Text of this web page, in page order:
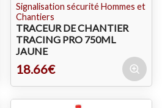
Signalisation sécurité Hommes et
Chantiers
TRACEUR DE CHANTIER
TRACING PRO 750ML
JAUNE
18.66€